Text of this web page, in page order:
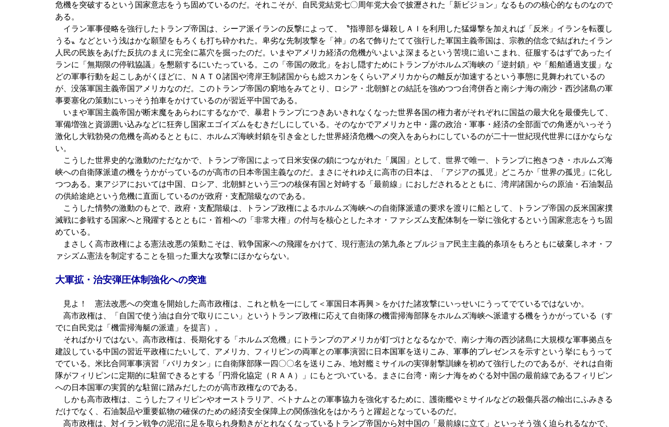
危機を突破するという国家意志をうち固めているのだ。それこそが、自民党結党七〇周年党大会で披瀝された「新ビジョン」なるものの核心的なものなので
ある。
イラン軍事侵略を強行したトランプ帝国は、シーア派イランの反撃によって、〝指導部を爆殺しＡＩを利用した猛爆撃を加えれば「反米」イランを転覆し
うる〟などという浅はかな願望をもろくも打ち砕かれた。卑劣な先制攻撃を「神」の名で飾りたてて強行した軍国主義帝国は、宗教的信念で結ばれたイラン
人民の民族をあげた反抗のまえに完全に墓穴を掘ったのだ。いまやアメリカ経済の危機がいよいよ深まるという苦境に追いこまれ、征服するはずであったイ
ランに「無期限の停戦協議」を懇願するにいたっている。この「帝国の敗北」をおし隠すためにトランプがホルムズ海峡の「逆封鎖」や「船舶通過支援」な
どの軍事行動を起こしあがくほどに、ＮＡＴＯ諸国や湾岸王制諸国からも総スカンをくらいアメリカからの離反が加速するという事態に見舞われているの
が、没落軍国主義帝国アメリカなのだ。このトランプ帝国の窮地をみてとり、ロシア・北朝鮮との結託を強めつつ台湾併呑と南シナ海の南沙・西沙諸島の軍
事要塞化の策動にいっそう拍車をかけているのが習近平中国である。
いまや軍国主義帝国が断末魔をあらわにするなかで、暴君トランプにつきあいきれなくなった世界各国の権力者がそれぞれに国益の最大化を最優先して、
軍備増強と資源囲い込みなどに狂奔し国家エゴイズムをむきだしにしている。そのなかでアメリカと中・露の政治・軍事・経済の全部面での角逐がいっそう
激化し大戦勃発の危機を高めるとともに、ホルムズ海峡封鎖を引き金とした世界経済危機への突入をあらわにしているのが二十一世紀現代世界にほかならな
い。
こうした世界史的な激動のただなかで、トランプ帝国によって日米安保の鎖につながれた「属国」として、世界で唯一、トランプに抱きつき・ホルムズ海
峡への自衛隊派遣の機をうかがっているのが高市の日本帝国主義なのだ。まさにそれゆえに高市の日本は、「アジアの孤児」どころか「世界の孤児」に化し
つつある。東アジアにおいては中国、ロシア、北朝鮮という三つの核保有国と対峙する「最前線」におしだされるとともに、湾岸諸国からの原油・石油製品
の供給途絶という危機に直面しているのが政府・支配階級なのである。
こうした情勢の激動のもとで、政府・支配階級は、トランプ政権によるホルムズ海峡への自衛隊派遣の要求を渡りに船として、トランプ帝国の反米国家撲
滅戦に参戦する国家へと飛躍するとともに・首相への「非常大権」の付与を核心としたネオ・ファシズム支配体制を一挙に強化するという国家意志をうち固
めている。
まさしく高市政権による憲法改悪の策動こそは、戦争国家への飛躍をかけて、現行憲法の第九条とブルジョア民主主義的条項をもろともに破棄しネオ・フ
ァシズム憲法を制定することを狙った重大な攻撃にほかならない。
大軍拡・治安弾圧体制強化への突進
見よ！ 憲法改悪への突進を開始した高市政権は、これと軌を一にして＜軍国日本再興＞をかけた諸攻撃にいっせいにうってでているではないか。
高市政権は、「自国で使う油は自分で取りにこい」というトランプ政権に応えて自衛隊の機雷掃海部隊をホルムズ海峡へ派遣する機をうかがっている（す
でに自民党は「機雷掃海艇の派遣」を提言）。
そればかりではない。高市政権は、長期化する「ホルムズ危機」にトランプのアメリカが釘づけとなるなかで、南シナ海の西沙諸島に大規模な軍事拠点を
建設している中国の習近平政権にたいして、アメリカ、フィリピンの両軍との軍事演習に日本国軍を送りこみ、軍事的プレゼンスを示すという挙にもうって
でている。米比合同軍事演習「バリカタン」に自衛隊部隊一四〇〇名を送りこみ、地対艦ミサイルの実弾射撃訓練を初めて強行したのであるが、それは自衛
隊がフィリピンに定期的に駐留できるとする「円滑化協定（ＲＡＡ）」にもとづいている。まさに台湾・南シナ海をめぐる対中国の最前線であるフィリピン
への日本国軍の実質的な駐留に踏みだしたのが高市政権なのである。
しかも高市政権は、こうしたフィリピンやオーストラリア、ベトナムとの軍事協力を強化するために、護衛艦やミサイルなどの殺傷兵器の輸出にふみきる
だけでなく、石油製品や重要鉱物の確保のための経済安全保障上の関係強化をはかろうと躍起となっているのだ。
高市政権は、対イラン戦争の泥沼に足を取られ身動きがとれなくなっているトランプ帝国から対中国の「最前線に立て」といっそう強く迫られるなかで、